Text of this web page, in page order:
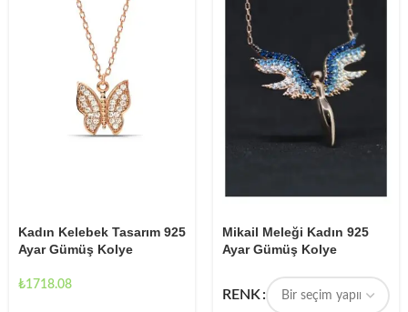
Kadın Kelebek Tasarım 925
Ayar Gümüş Kolye
₺1718.08
Mikail Meleği Kadın 925
Ayar Gümüş Kolye
RENK